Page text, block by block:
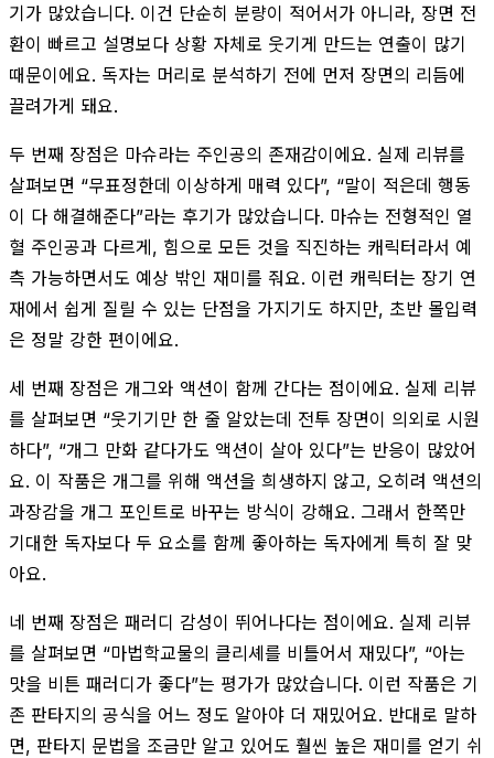
기가 많았습니다. 이건 단순히 분량이 적어서가 아니라, 장면 전
환이 빠르고 설명보다 상황 자체로 웃기게 만드는 연출이 많기
때문이에요. 독자는 머리로 분석하기 전에 먼저 장면의 리듬에
끌려가게 돼요.
두 번째 장점은 마슈라는 주인공의 존재감이에요. 실제 리뷰를
살펴보면 “무표정한데 이상하게 매력 있다”, “말이 적은데 행동
이 다 해결해준다”라는 후기가 많았습니다. 마슈는 전형적인 열
혈 주인공과 다르게, 힘으로 모든 것을 직진하는 캐릭터라서 예
측 가능하면서도 예상 밖인 재미를 줘요. 이런 캐릭터는 장기 연
재에서 쉽게 질릴 수 있는 단점을 가지기도 하지만, 초반 몰입력
은 정말 강한 편이에요.
세 번째 장점은 개그와 액션이 함께 간다는 점이에요. 실제 리뷰
를 살펴보면 “웃기기만 한 줄 알았는데 전투 장면이 의외로 시원
하다”, “개그 만화 같다가도 액션이 살아 있다”는 반응이 많았어
요. 이 작품은 개그를 위해 액션을 희생하지 않고, 오히려 액션의
과장감을 개그 포인트로 바꾸는 방식이 강해요. 그래서 한쪽만
기대한 독자보다 두 요소를 함께 좋아하는 독자에게 특히 잘 맞
아요.
네 번째 장점은 패러디 감성이 뛰어나다는 점이에요. 실제 리뷰
를 살펴보면 “마법학교물의 클리셰를 비틀어서 재밌다”, “아는
맛을 비튼 패러디가 좋다”는 평가가 많았습니다. 이런 작품은 기
존 판타지의 공식을 어느 정도 알아야 더 재밌어요. 반대로 말하
면, 판타지 문법을 조금만 알고 있어도 훨씬 높은 재미를 얻기 쉬